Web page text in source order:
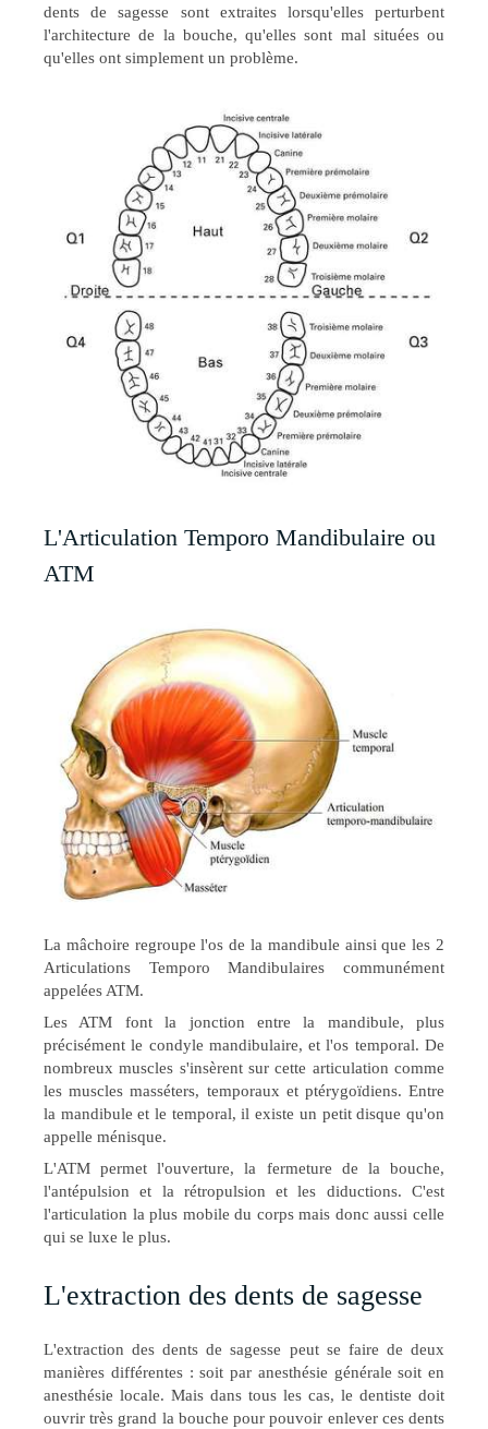
dents de sagesse sont extraites lorsqu'elles perturbent
l'architecture de la bouche, qu'elles sont mal situées ou
qu'elles ont simplement un problème.
L'Articulation Temporo Mandibulaire ou
ATM
La mâchoire regroupe l'os de la mandibule ainsi que les 2
Articulations Temporo Mandibulaires communément
appelées ATM.
Les ATM font la jonction entre la mandibule, plus
précisément le condyle mandibulaire, et l'os temporal. De
nombreux muscles s'insèrent sur cette articulation comme
les muscles masséters, temporaux et ptérygoïdiens. Entre
la mandibule et le temporal, il existe un petit disque qu'on
appelle ménisque.
L'ATMpermet l'ouverture, la fermeture de la bouche,
l'antépulsion et la rétropulsion et les diductions. C'est
l'articulation la plus mobile du corps mais donc aussi celle
qui se luxe le plus.
L'extraction des dents de sagesse
L'extraction des dents de sagesse peut se faire de deux
manières différentes : soit par anesthésie générale soit en
anesthésie locale. Mais dans tous les cas, le dentiste doit
ouvrir très grand la bouche pour pouvoir enlever ces dents